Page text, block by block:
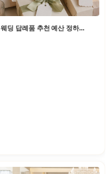
웨딩 답례품 추천 예산 정하...